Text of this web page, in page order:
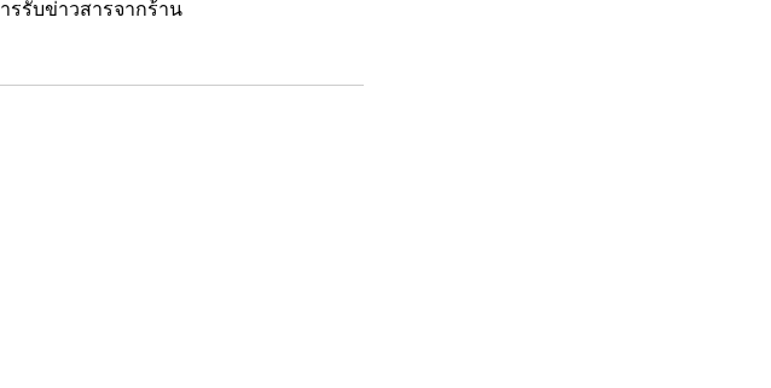
รรับข่าวสารจากร้าน